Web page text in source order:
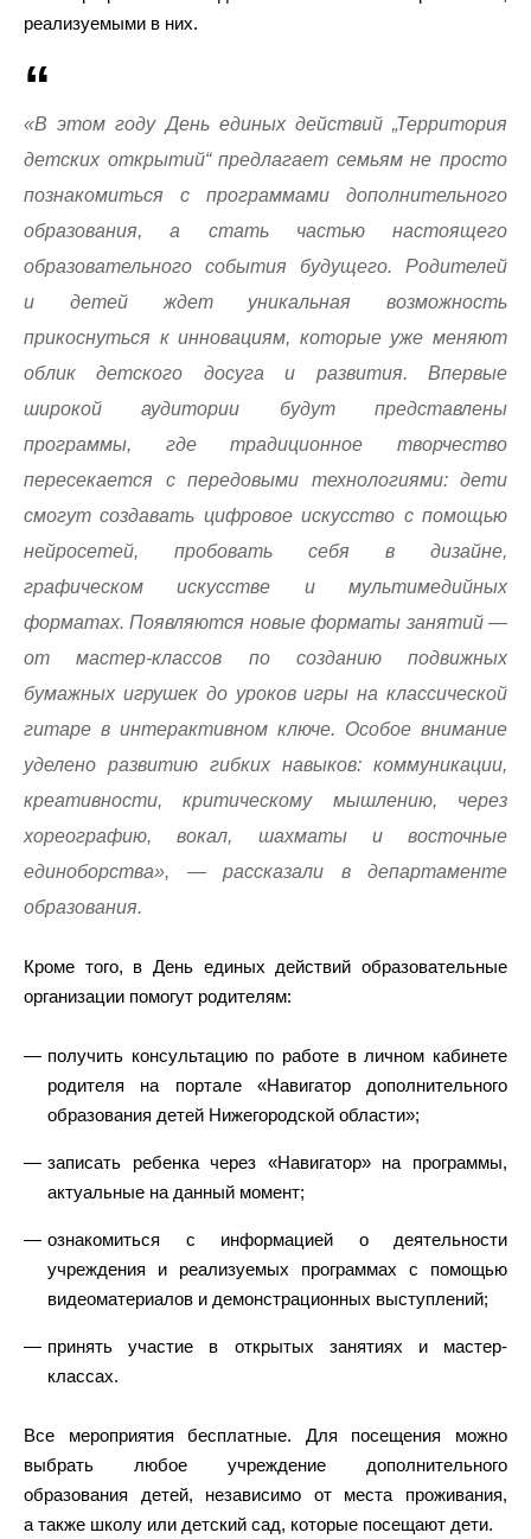
реализуемыми в них.
«В этом году День единых действий „Территория
детских открытий“ предлагает семьям не просто
познакомиться с программами дополнительного
образования, а стать частью настоящего
образовательного события будущего. Родителей
и детей ждет уникальная возможность
прикоснуться к инновациям, которые уже меняют
облик детского досуга и развития. Впервые
широкой аудитории будут представлены
программы, где традиционное творчество
пересекается с передовыми технологиями: дети
смогут создавать цифровое искусство с помощью
нейросетей, пробовать себя в дизайне,
графическом искусстве и мультимедийных
форматах. Появляются новые форматы занятий —
от мастер-классов по созданию подвижных
бумажных игрушек до уроков игры на классической
гитаре в интерактивном ключе. Особое внимание
уделено развитию гибких навыков: коммуникации,
креативности, критическому мышлению, через
хореографию, вокал, шахматы и восточные
единоборства», — рассказали в департаменте
образования.
Кроме того, в День единых действий образовательные
организации помогут родителям:
получить консультацию по работе в личном кабинете
родителя на портале «Навигатор дополнительного
образования детей Нижегородской области»;
записать ребенка через «Навигатор» на программы,
актуальные на данный момент;
ознакомиться с информацией о деятельности
учреждения и реализуемых программах с помощью
видеоматериалов и демонстрационных выступлений;
принять участие в открытых занятиях и мастер-
классах.
Все мероприятия бесплатные. Для посещения можно
выбрать любое учреждение дополнительного
образования детей, независимо от места проживания,
а также школу или детский сад, которые посещают дети.